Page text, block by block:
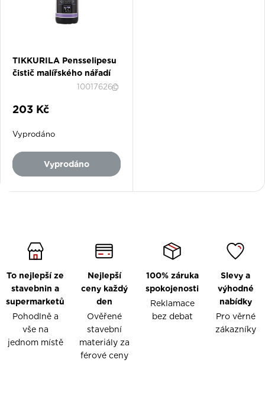
TIKKURILA Pensselipesu
čistič malířského nářadí
10017626
Slevová cena
203 Kč
Vyprodáno
Vyprodáno
To nejlepší ze
stavebnin a
supermarketů
Pohodlně a
vše na
jednom místě
Nejlepší
ceny každý
den
Ověřené
stavební
materiály za
férové ceny
100% záruka
spokojenosti
Reklamace
bez debat
Slevy a
výhodné
nabídky
Pro věrné
zákazníky